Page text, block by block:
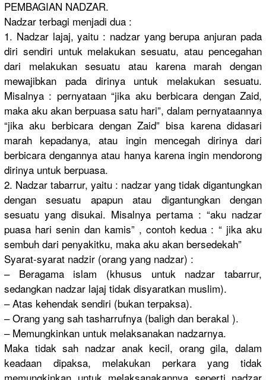
PEMBAGIAN NADZAR.
Nadzar terbagi menjadi dua :
1. Nadzar lajaj, yaitu : nadzar yang berupa anjuran pada
diri sendiri untuk melakukan sesuatu, atau pencegahan
dari melakukan sesuatu atau karena marah dengan
mewajibkan pada dirinya untuk melakukan sesuatu.
Misalnya : pernyataan “jika aku berbicara dengan Zaid,
maka aku akan berpuasa satu hari”, dalam pernyataannya
“jika aku berbicara dengan Zaid” bisa karena didasari
marah kepadanya, atau ingin mencegah dirinya dari
berbicara dengannya atau hanya karena ingin mendorong
dirinya untuk berpuasa.
2. Nadzar tabarrur, yaitu : nadzar yang tidak digantungkan
dengan sesuatu apapun atau digantungkan dengan
sesuatu yang disukai. Misalnya pertama : “aku nadzar
puasa hari senin dan kamis” , contoh kedua : “ jika aku
sembuh dari penyakitku, maka aku akan bersedekah”
Syarat-syarat nadzir (orang yang nadzar) :
– Beragama islam (khusus untuk nadzar tabarrur,
sedangkan nadzar lajaj tidak disyaratkan muslim).
– Atas kehendak sendiri (bukan terpaksa).
– Orang yang sah tasharrufnya (baligh dan berakal ).
– Memungkinkan untuk melaksanakan nadzarnya.
Maka tidak sah nadzar anak kecil, orang gila, dalam
keadaan dipaksa, melakukan perkara yang tidak